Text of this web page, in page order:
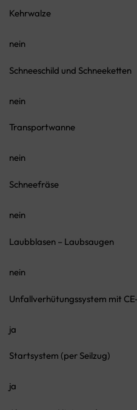
Kehrwalze
nein
Schneeschild und Schneeketten
nein
Transportwanne
nein
Schneefräse
nein
Laubblasen – Laubsaugen
nein
Unfallverhütungssystem mit
ja
Startsystem (per Seilzug)
ja